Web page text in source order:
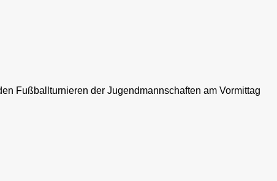
Fußballturnieren der Jugendmannschaften am Vormittag